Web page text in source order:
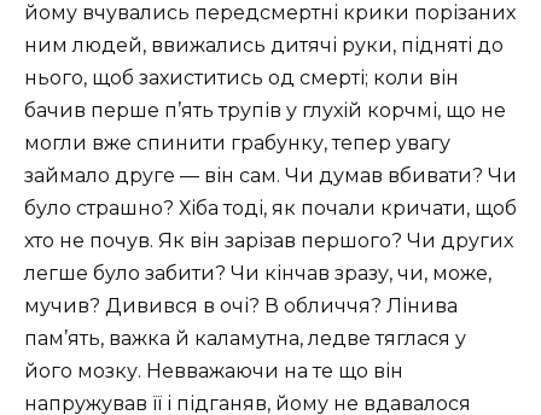
йому вчувались передсмертні крики порізаних
ним людей, ввижались дитячі руки, підняті до
нього, щоб захиститись од смерті; коли він
бачив перше п’ять трупів у глухій корчмі, що не
могли вже спинити грабунку, тепер увагу
займало друге — він сам. Чи думав вбивати? Чи
було страшно? Хіба тоді, як почали кричати, щоб
хто не почув. Як він зарізав першого? Чи других
легше було забити? Чи кінчав зразу, чи, може,
мучив? Дивився в очі? В обличчя? Лінива
пам’ять, важка й каламутна, ледве тяглася у
його мозку. Невважаючи на те що він
напружував її і підганяв, йому не вдавалося